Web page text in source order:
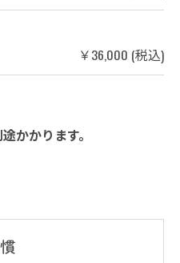
￥36,000 (税込)
かかります。